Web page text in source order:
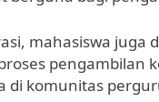
mahasiswa
di komunitas